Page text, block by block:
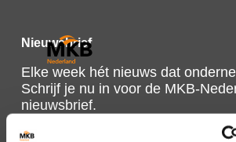
Nieuwsbrief
Elke week hét nieuws dat
Schrijf je nu in voor de MKB-
nieuwsbrief.